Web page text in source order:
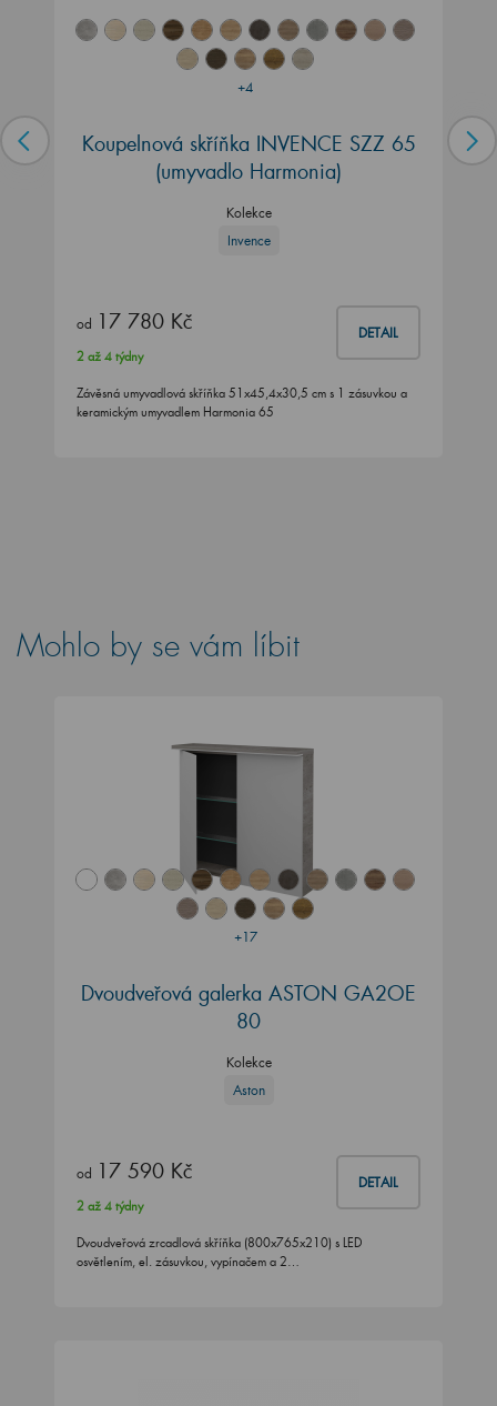
+4
Koupelnová skříňka INVENCE SZZ 65
(umyvadlo Harmonia)
Kolekce
Invence
od 17 780 Kč DETAIL
2 až 4 týdny
Závěsná umyvadlová skříňka 51x45,4x30,5 cm s 1 zásuvkou a
keramickým umyvadlem Harmonia 65
Mohlo by se vám líbit
+17
Dvoudveřová galerka ASTON GA2OE
80
Kolekce
Aston
od 17 590 Kč DETAIL
2 až 4 týdny
Dvoudveřová zrcadlová skříňka (800x765x210) s LED
osvětlením, el. zásuvkou, vypínačem a 2…